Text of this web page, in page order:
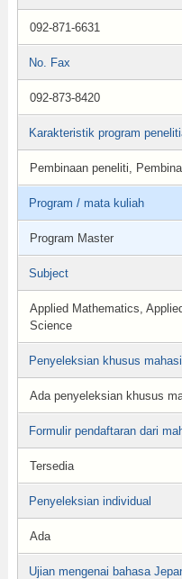
092-871-6631
No. Fax
092-873-8420
Karakteristik program
Pembinaan peneliti,
Program / mata kuliah
Program Master
Subject
Applied Mathematics,
Science
Penyeleksian khusus
Ada penyeleksian khusus
Formulir pendaftaran dari
Tersedia
Penyeleksian individual
Ada
Ujian mengenai bahasa